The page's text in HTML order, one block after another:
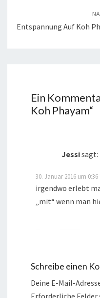
Entspannung Auf Koh
Ein
Koh Phayam“
Jessisagt:
30. Januar 2016 um 0:36
irgendwo erlebt
„mit“ wenn man
Schreibe einen
Deine E-Mail-